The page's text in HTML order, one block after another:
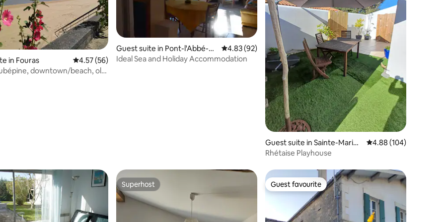
220 reviews
in Fouras 4.57 out of 5 average rating, 56 reviews
4.57 (56)
downtown/beach, old
Guest suite in Pont-l'Abbé-
d'Arnoult
4.83 out of 5 average rating, 92 reviews
4.83 (92)
Ideal Sea and Holiday Accommodation
Guest suite in Sainte-Marie-
de-Ré
4.88 out of 5 average
4.88 (104)
Rhétaise Playhouse
Superhost
Superhost Guest favourite
Guest favourite